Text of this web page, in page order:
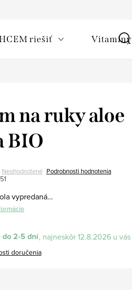
riešiť Vitamíny
na ruky aloe
BIO
Neohodnotené Podrobnosti hodnotenia
vypredaná…
do 2-5 dní 12.8.2026
doručenia